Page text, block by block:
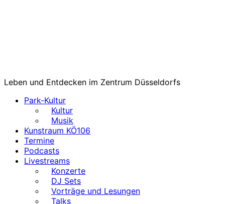
Leben und Entdecken im Zentrum Düsseldorfs
Park-Kultur
Kultur
Musik
Kunstraum KÖ106
Termine
Podcasts
Livestreams
Konzerte
DJ Sets
Vorträge und Lesungen
Talks